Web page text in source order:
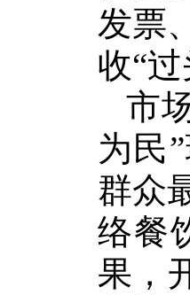
发票
收“
市
为民
群众
络餐
果，